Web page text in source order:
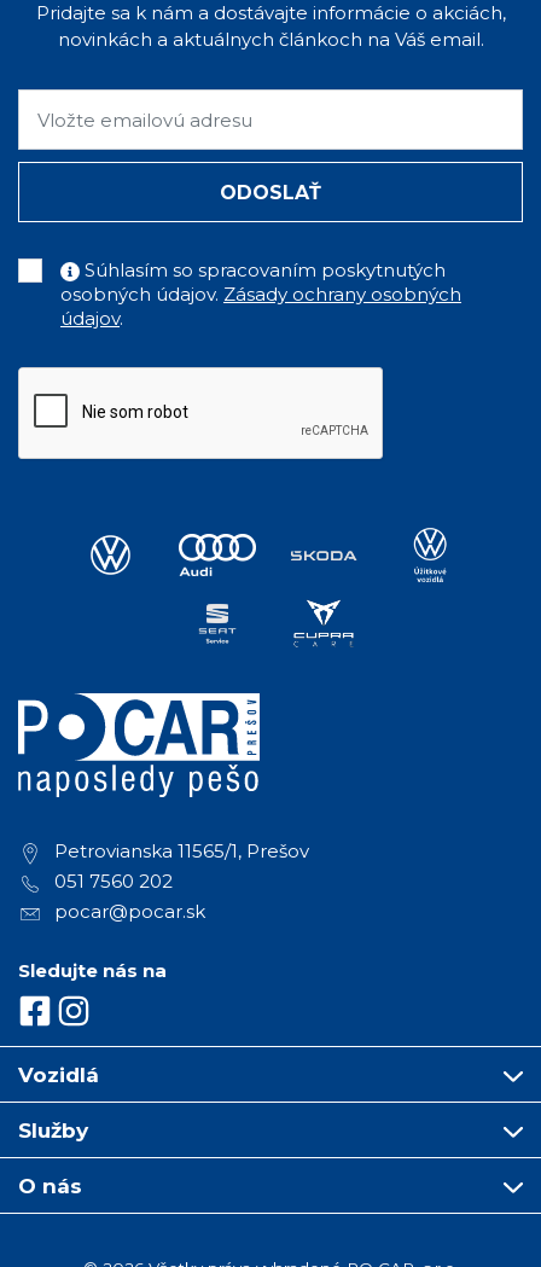
Pridajte sa k nám a dostávajte informácie o akciách,
novinkách a aktuálnych článkoch na Váš email.
ODOSLAŤ
Súhlasím so spracovaním poskytnutých
osobných údajov. Zásady ochrany osobných
údajov.
Petrovianska 11565/1, Prešov
051 7560 202
pocar@pocar.sk
Sledujte nás na
Vozidlá
Služby
O nás